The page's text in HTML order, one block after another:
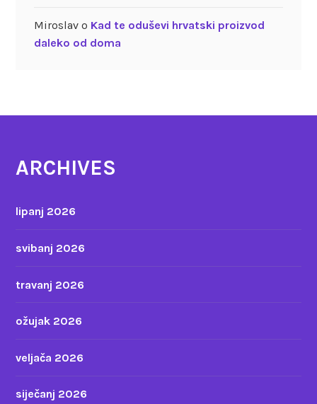
Miroslavo Kad te oduševi hrvatski proizvod
daleko od doma
ARCHIVES
lipanj 2026
svibanj 2026
travanj 2026
ožujak 2026
veljača 2026
siječanj 2026